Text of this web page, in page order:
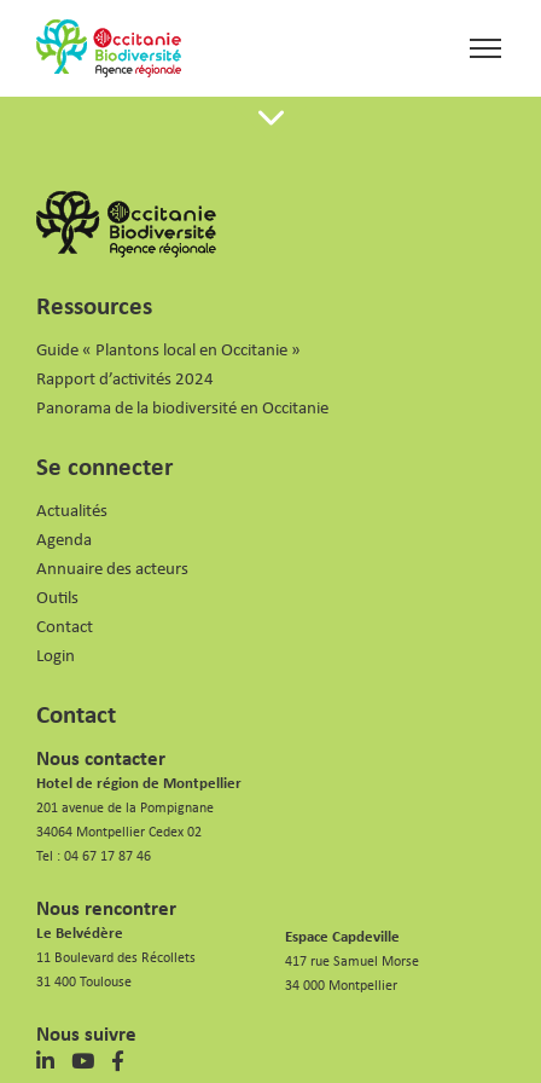
Ressources
Guide « Plantons local en Occitanie »
Rapport d’activités 2024
Panorama de la biodiversité en Occitanie
Se connecter
Actualités
Agenda
Annuaire des acteurs
Outils
Contact
Login
Contact
Nous contacter
Hotel de région de Montpellier
201 avenue de la Pompignane
34064 Montpellier Cedex 02
Tel : 04 67 17 87 46
Nous rencontrer
Le Belvédère
11 Boulevard des Récollets
31 400 Toulouse
Espace Capdeville
417 rue Samuel Morse
34 000 Montpellier
Nous suivre